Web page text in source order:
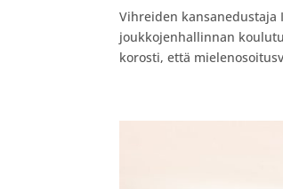
Vihreiden
joukkojenhallinnan
korosti, että